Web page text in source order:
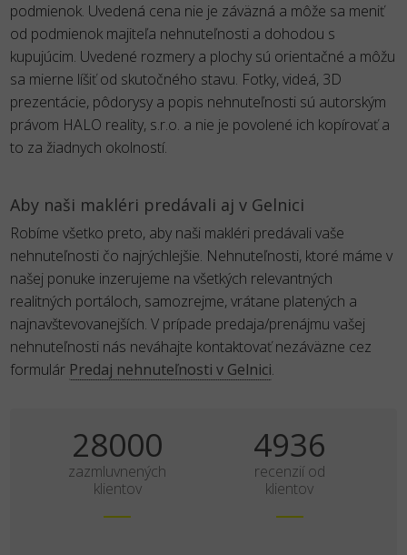
podmienok. Uvedená cena nie je záväzná a môže sa meniť
od podmienok majiteľa nehnuteľnosti a dohodou s
kupujúcim. Uvedené rozmery a plochy sú orientačné a môžu
sa mierne líšiť od skutočného stavu. Fotky, videá, 3D
prezentácie, pôdorysy a popis nehnuteľnosti sú autorským
právom HALO reality, s.r.o. a nie je povolené ich kopírovať a
to za žiadnych okolností.
Aby naši makléri predávali aj v Gelnici
Robíme všetko preto, aby naši makléri predávali vaše
nehnuteľnosti čo najrýchlejšie. Nehnuteľnosti, ktoré máme v
našej ponuke inzerujeme na všetkých relevantných
realitných portáloch, samozrejme, vrátane platených a
najnavštevovanejších. V prípade predaja/prenájmu vašej
nehnuteľnosti nás neváhajte kontaktovať nezáväzne cez
formulár Predaj nehnuteľnosti v Gelnici.
35000
zazmluvnených
klientov
6170
recenzií od
klientov